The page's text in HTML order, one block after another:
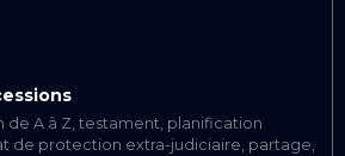
de A à Z, testament, planification
de protection extra-judiciaire, partage,